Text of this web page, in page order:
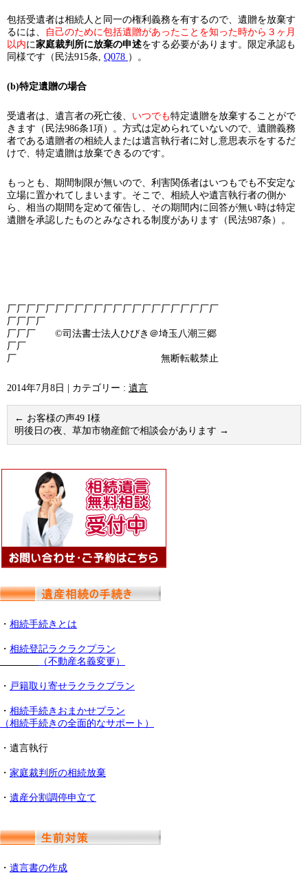
包括受遺者は相続人と同一の権利義務を有するので、遺贈を放棄す
るには、
自己のために包括遺贈があったことを知った時から３ヶ月
以内に家庭裁判所に放棄の申述をする必要があります。限定承認も
同様です（民法915条, Q078 ）。
(b)特定遺贈の場合
受遺者は、遺言者の死亡後、 いつでも特定遺贈を放棄することがで
きます（民法986条1項）。方式は定められていないので、遺贈義務
者である遺贈者の相続人または遺言執行者に対し意思表示をするだ
けで、特定遺贈は放棄できるのです。
もっとも、期間制限が無いので、利害関係者はいつもでも不安定な
立場に置かれてしまいます。そこで、相続人や遺言執行者の側か
ら、相当の期間を定めて催告し、その期間内に回答が無い時は特定
遺贈を承認したものとみなされる制度があります（民法987条）。
厂厂厂厂厂厂厂厂厂厂厂厂厂厂厂厂厂厂厂厂厂厂
厂厂厂厂
厂厂厂 ©司法書士法人ひびき＠埼玉八潮三郷
厂厂
厂 無断転載禁止
2014年7月8日 カテゴリー : 遺言
← お客様の声49 I様
明後日の夜、草加市物産館で相談会があります →
・ 相続手続きとは
・ 相続登記ラクラクプラン
（不動産名義変更）
・ 戸籍取り寄せラクラクプラン
・ 相続手続きおまかせプラン
（相続手続きの全面的なサポート）
・遺言執行
・ 家庭裁判所の相続放棄
・ 遺産分割調停申立て
・ 遺言書の作成